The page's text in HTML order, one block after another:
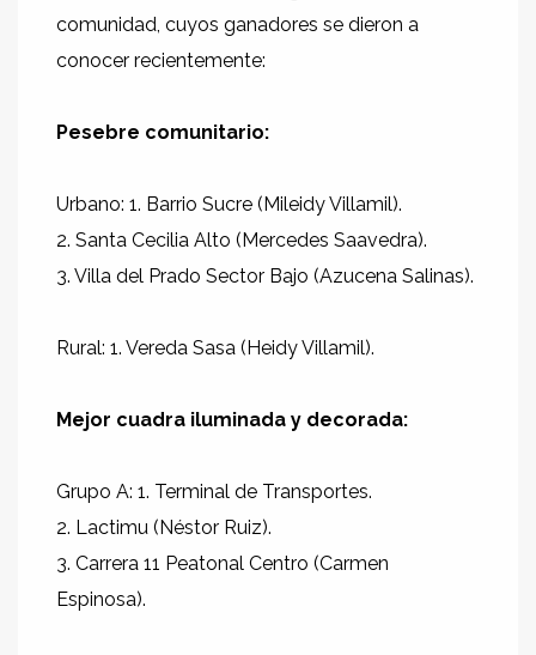
comunidad, cuyos ganadores se dieron a
conocer recientemente:
Pesebre comunitario:
Urbano: 1. Barrio Sucre (Mileidy Villamil).
2. Santa Cecilia Alto (Mercedes Saavedra).
3. Villa del Prado Sector Bajo (Azucena Salinas).
Rural: 1. Vereda Sasa (Heidy Villamil).
Mejor cuadra iluminada y decorada:
Grupo A: 1. Terminal de Transportes.
2. Lactimu (Néstor Ruiz).
3. Carrera 11 Peatonal Centro (Carmen
Espinosa).